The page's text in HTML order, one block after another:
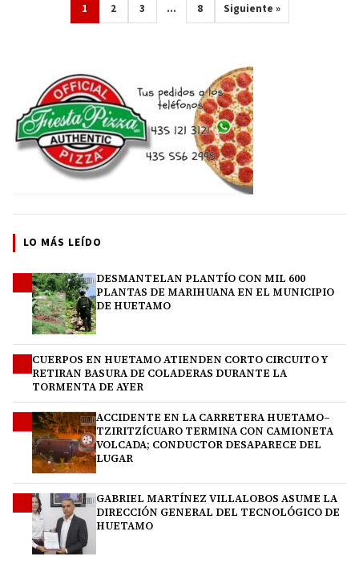
1 2 3 … 8 Siguiente »
LO MÁS LEÍDO
DESMANTELAN PLANTÍO CON MIL 600
PLANTAS DE MARIHUANA EN EL MUNICIPIO
DE HUETAMO
CUERPOS EN HUETAMO ATIENDEN CORTO CIRCUITO Y
RETIRAN BASURA DE COLADERAS DURANTE LA
TORMENTA DE AYER
ACCIDENTE EN LA CARRETERA HUETAMO–
TZIRITZÍCUARO TERMINA CON CAMIONETA
VOLCADA; CONDUCTOR DESAPARECE DEL
LUGAR
GABRIEL MARTÍNEZ VILLALOBOS ASUME LA
DIRECCIÓN GENERAL DEL TECNOLÓGICO DE
HUETAMO